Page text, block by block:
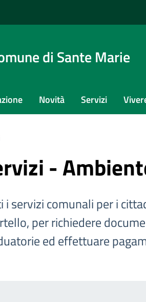
di Sante Marie
Novità Servizi
-
i servizi comunali per i
per richiedere
ed effettuare